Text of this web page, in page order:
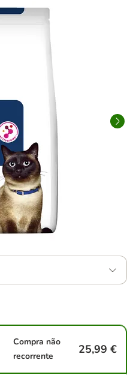
Compra não
recorrente
25,99 €